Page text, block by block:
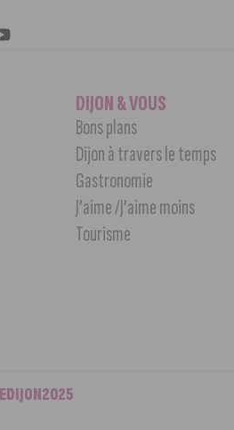
DIJON & VOUS
Bons plans
Dijon à travers le temps
Gastronomie
J’aime /J’aime moins
Tourisme